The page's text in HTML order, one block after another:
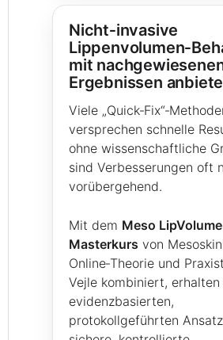
Nicht‑invasive
mit
Ergebnissen
Viele
versprechen schnelle
ohne wissenschaftliche
sind Verbesserungen oft
vorübergehend.
Mit dem Meso LipVolume
Masterkurs von
Online‑Theorie und
Vejle kombiniert, erhalten
evidenzbasierten,
protokollgeführten